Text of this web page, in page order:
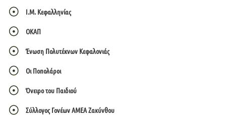
Ι.Μ. Κεφαλληνίας
ΟΚΑΠ
Ένωση Πολυτέκνων Κεφαλονιάς
Οι Ποπολάροι
Όνειρο του Παιδιού
Σύλλογος Γονέων ΑΜΕΑ Ζακύνθου